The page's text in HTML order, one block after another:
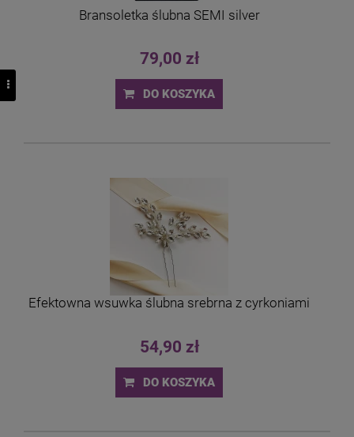
Bransoletka ślubna SEMI silver
79,00 zł
DO KOSZYKA
Efektowna wsuwka ślubna srebrna z cyrkoniami
54,90 zł
DO KOSZYKA